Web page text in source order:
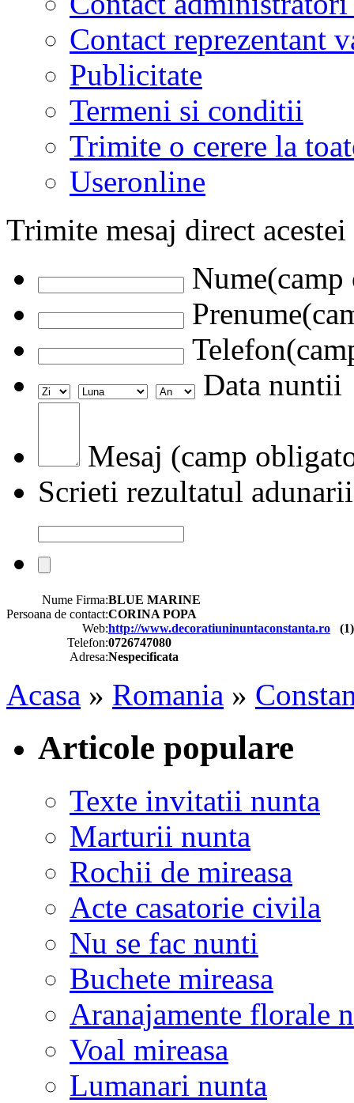
Contact reprezentant
Publicitate
Termeni si conditii
Trimite o cerere la
Useronline
Trimite mesaj direct
Data nuntii
Mesaj (camp
Scrieti rezultatul adunarii
Nume Firma:BLUE MARINE
Persoana de contact:CORINA POPA
Web:http://www.decoratiuninuntaconstanta.ro (1
Telefon:0726747080
Adresa:Nespecificata
Acasa » Romania »
Articole populare
Texte invitatii nunta
Marturii nunta
Rochii de mireasa
Acte casatorie civila
Nu se fac nunti
Buchete mireasa
Aranajamente florale
Voal mireasa
Lumanari nunta